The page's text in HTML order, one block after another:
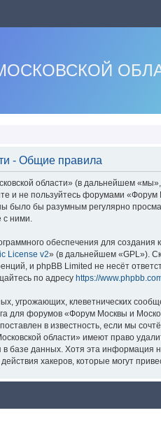
- Общие правила
области» (в дальнейшем
и не пользуйтесь форумами
было бы разумным регулярно
с ними.
обеспечения для
License v2» (в дальнейшем «GPL»).
и phpBB Limited не несёт
по адресу https://
угрожающих, клеветнических
для форумов «Форум Москвы и
в известность, если мы
области» имеют право
базе данных. Хотя эта
хакеров, которые могут